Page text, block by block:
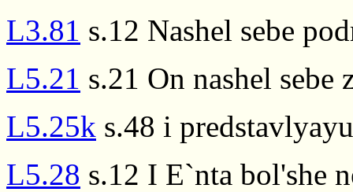
L3.81 s.12 Nashel sebe
L5.21 s.21 On nashel sebe
L5.25k s.48 i
L5.28 s.12 I E`nta bol'she